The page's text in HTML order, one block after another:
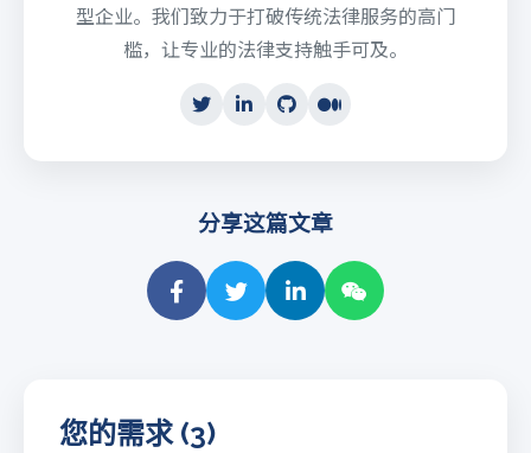
型企业。我们致力于打破传统法律服务的高门
槛，让专业的法律支持触手可及。
分享这篇文章
您的需求 (3)